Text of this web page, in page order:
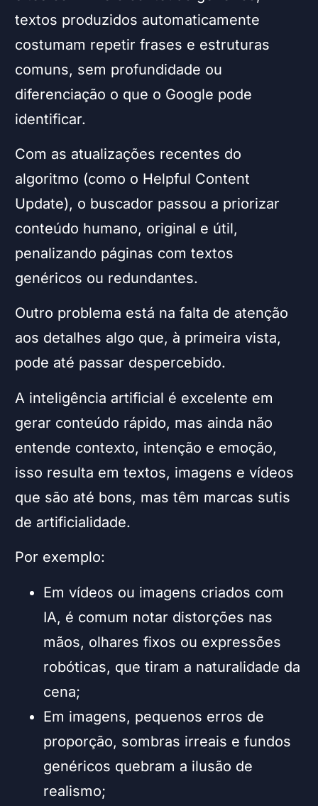
textos produzidos automaticamente
costumam repetir frases e estruturas
comuns, sem profundidade ou
diferenciação o que o Google pode
identificar.
Com as atualizações recentes do
algoritmo (como o Helpful Content
Update), o buscador passou a priorizar
conteúdo humano, original e útil,
penalizando páginas com textos
genéricos ou redundantes.
Outro problema está na falta de atenção
aos detalhes algo que, à primeira vista,
pode até passar despercebido.
A inteligência artificial é excelente em
gerar conteúdo rápido, mas ainda não
entende contexto, intenção e emoção,
isso resulta em textos, imagens e vídeos
que são até bons, mas têm marcas sutis
de artificialidade.
Por exemplo:
Em vídeos ou imagens criados com
IA, é comum notar distorções nas
mãos, olhares fixos ou expressões
robóticas, que tiram a naturalidade da
cena;
Em imagens, pequenos erros de
proporção, sombras irreais e fundos
genéricos quebram a ilusão de
realismo;